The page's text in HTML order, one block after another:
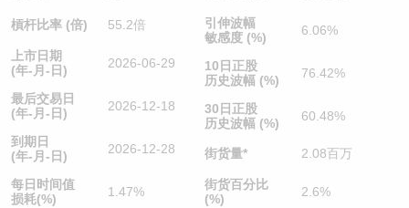
槓杆比率 (倍) 55.2倍
上市日期
(年-月-日)
2026-06-29
最后交易日
(年-月-日)
2026-12-18
到期日
(年-月-日)
2026-12-28
每日时间值
损耗(%)
1.47%
引伸波幅
敏感度 (%)
6.06%
10日正股
历史波幅 (%)
76.42%
30日正股
历史波幅 (%)
60.48%
街货量* 2.08百万
街货百分比
(%)
2.6%